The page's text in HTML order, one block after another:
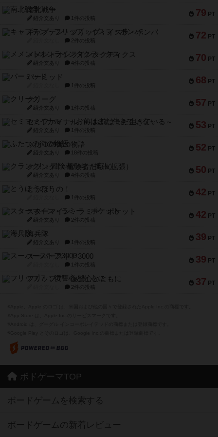
79 PT
南北戦争
紹介文あり 1件の投稿
72 PT
キャプテン・フリップ：イスラ・ボンバ
2件の投稿
70 PT
メメントオンラインタクティクス
紹介文あり 4件の投稿
68 PT
パーミッド
1件の投稿
57 PT
クリーグ
紹介文あり 1件の投稿
53 PT
セミファイナル ～お前はまだ生きている～
紹介文あり 1件の投稿
52 PT
ふたつの街の物語
紹介文あり 18件の投稿
50 PT
クランク! ：冒険者たち（拡張）
紹介文あり 4件の投稿
42 PT
とうほうの！
1件の投稿
42 PT
スターマイン・ラミー ポケット
紹介文あり 2件の投稿
39 PT
海兵隊
紹介文あり 1件の投稿
39 PT
スーパーストア3000
1件の投稿
37 PT
フリップ７：復讐心とともに
2件の投稿
ボドゲーマTOP
ボードゲームを検索する
ボードゲームの新着レビュー